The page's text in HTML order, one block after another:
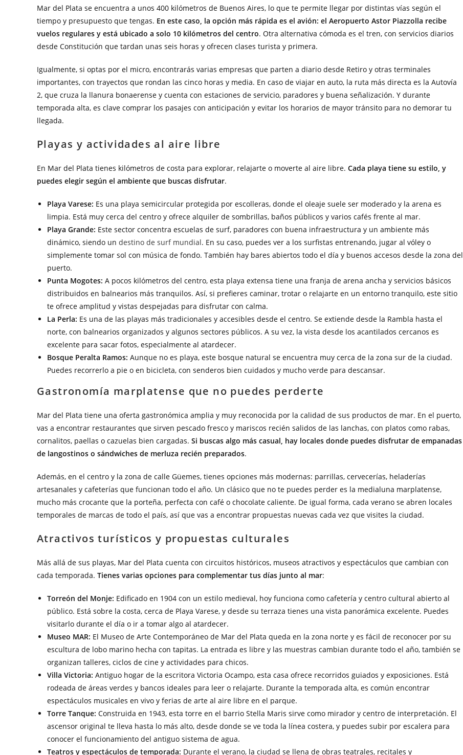
Mar del Plata se encuentra a unos 400 kilómetros de Buenos Aires, lo que te permite llegar por distintas vías según el
tiempo y presupuesto que tengas. En este caso, la opción más rápida es el avión: el Aeropuerto Astor Piazzolla recibe
vuelos regulares y está ubicado a solo 10 kilómetros del centro. Otra alternativa cómoda es el tren, con servicios diarios
desde Constitución que tardan unas seis horas y ofrecen clases turista y primera.
Igualmente, si optas por el micro, encontrarás varias empresas que parten a diario desde Retiro y otras terminales
importantes, con trayectos que rondan las cinco horas y media. En caso de viajar en auto, la ruta más directa es la Autovía
2, que cruza la llanura bonaerense y cuenta con estaciones de servicio, paradores y buena señalización. Y durante
temporada alta, es clave comprar los pasajes con anticipación y evitar los horarios de mayor tránsito para no demorar tu
llegada.
Playas y actividades al aire libre
En Mar del Plata tienes kilómetros de costa para explorar, relajarte o moverte al aire libre. Cada playa tiene su estilo, y
puedes elegir según el ambiente que buscas disfrutar.
Playa Varese: Es una playa semicircular protegida por escolleras, donde el oleaje suele ser moderado y la arena es
limpia. Está muy cerca del centro y ofrece alquiler de sombrillas, baños públicos y varios cafés frente al mar.
Playa Grande: Este sector concentra escuelas de surf, paradores con buena infraestructura y un ambiente más
dinámico, siendo un destino de surf mundial. En su caso, puedes ver a los surfistas entrenando, jugar al vóley o
simplemente tomar sol con música de fondo. También hay bares abiertos todo el día y buenos accesos desde la zona del
puerto.
Punta Mogotes: A pocos kilómetros del centro, esta playa extensa tiene una franja de arena ancha y servicios básicos
distribuidos en balnearios más tranquilos. Así, si prefieres caminar, trotar o relajarte en un entorno tranquilo, este sitio
te ofrece amplitud y vistas despejadas para disfrutar con calma.
La Perla: Es una de las playas más tradicionales y accesibles desde el centro. Se extiende desde la Rambla hasta el
norte, con balnearios organizados y algunos sectores públicos. A su vez, la vista desde los acantilados cercanos es
excelente para sacar fotos, especialmente al atardecer.
Bosque Peralta Ramos: Aunque no es playa, este bosque natural se encuentra muy cerca de la zona sur de la ciudad.
Puedes recorrerlo a pie o en bicicleta, con senderos bien cuidados y mucho verde para descansar.
Gastronomía marplatense que no puedes perderte
Mar del Plata tiene una oferta gastronómica amplia y muy reconocida por la calidad de sus productos de mar. En el puerto,
vas a encontrar restaurantes que sirven pescado fresco y mariscos recién salidos de las lanchas, con platos como rabas,
cornalitos, paellas o cazuelas bien cargadas. Si buscas algo más casual, hay locales donde puedes disfrutar de empanadas
de langostinos o sándwiches de merluza recién preparados.
Además, en el centro y la zona de calle Güemes, tienes opciones más modernas: parrillas, cervecerías, heladerías
artesanales y cafeterías que funcionan todo el año. Un clásico que no te puedes perder es la medialuna marplatense,
mucho más crocante que la porteña, perfecta con café o chocolate caliente. De igual forma, cada verano se abren locales
temporales de marcas de todo el país, así que vas a encontrar propuestas nuevas cada vez que visites la ciudad.
Atractivos turísticos y propuestas culturales
Más allá de sus playas, Mar del Plata cuenta con circuitos históricos, museos atractivos y espectáculos que cambian con
cada temporada. Tienes varias opciones para complementar tus días junto al mar:
Torreón del Monje: Edificado en 1904 con un estilo medieval, hoy funciona como cafetería y centro cultural abierto al
público. Está sobre la costa, cerca de Playa Varese, y desde su terraza tienes una vista panorámica excelente. Puedes
visitarlo durante el día o ir a tomar algo al atardecer.
Museo MAR: El Museo de Arte Contemporáneo de Mar del Plata queda en la zona norte y es fácil de reconocer por su
escultura de lobo marino hecha con tapitas. La entrada es libre y las muestras cambian durante todo el año, también se
organizan talleres, ciclos de cine y actividades para chicos.
Villa Victoria: Antiguo hogar de la escritora Victoria Ocampo, esta casa ofrece recorridos guiados y exposiciones. Está
rodeada de áreas verdes y bancos ideales para leer o relajarte. Durante la temporada alta, es común encontrar
espectáculos musicales en vivo y ferias de arte al aire libre en el parque.
Torre Tanque: Construida en 1943, esta torre en el barrio Stella Maris sirve como mirador y centro de interpretación. El
ascensor original te lleva hasta lo más alto, desde donde se ve toda la línea costera, y puedes subir por escalera para
conocer el funcionamiento del antiguo sistema de agua.
Teatros y espectáculos de temporada: Durante el verano, la ciudad se llena de obras teatrales, recitales y